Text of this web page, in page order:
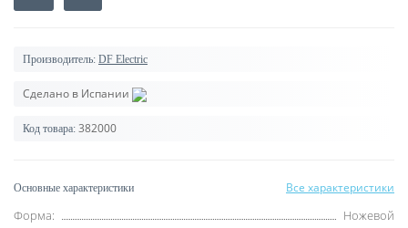
Производитель: DF Electric
Сделано в Испании
Код товара: 382000
Основные характеристики Все характеристики
Форма:
Ножевой